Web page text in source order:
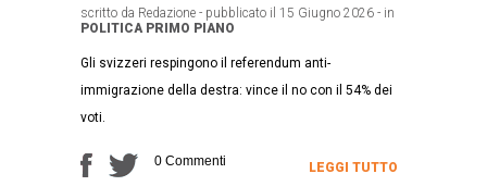
scritto da Redazione - pubblicato il 15 Giugno 2026 - in
POLITICA PRIMO PIANO
Gli svizzeri respingono il referendum anti-
immigrazione della destra: vince il no con il 54% dei
voti.
0 Commenti LEGGI TUTTO